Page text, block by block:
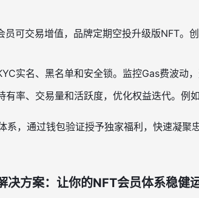
员可交易增值，品牌定期空投升级版NFT。
实名、黑名单和安全锁。监控Gas费波动
有率、交易量和活跃度，优化权益迭代。例
系，通过钱包验证授予独家福利，快速凝
决方案：让你的NFT会员体系稳健